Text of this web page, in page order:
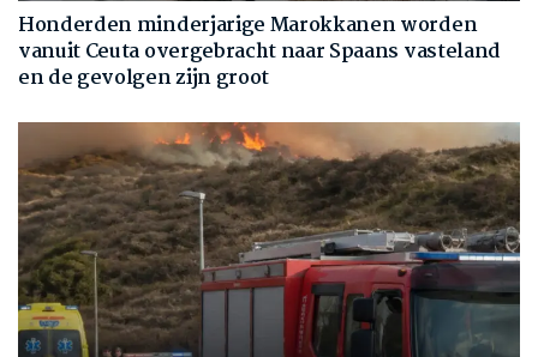
Honderden minderjarige Marokkanen worden
vanuit Ceuta overgebracht naar Spaans vasteland
en de gevolgen zijn groot